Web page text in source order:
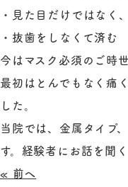
・見た目だけではなく
・抜歯をしなくて済む
今はマスク必須のご時
最初はとんでもなく痛
した。
当院では、金属タイプ
す。経験者にお話を聞
« 前へ